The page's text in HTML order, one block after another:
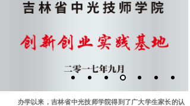
办学以来，吉林省中光技师学院得到了广大学生家长的认